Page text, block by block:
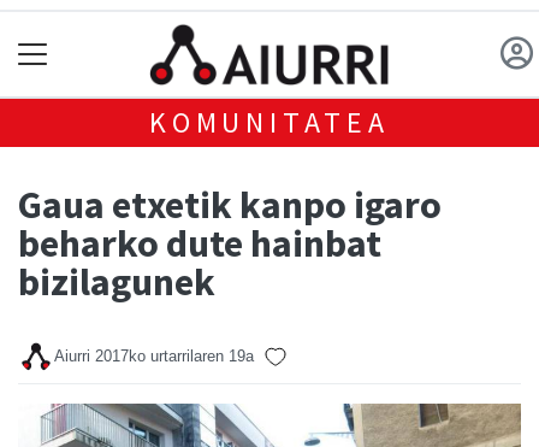
KOMUNITATEA
Gaua etxetik kanpo igaro
beharko dute hainbat
bizilagunek
Aiurri 2017ko urtarrilaren 19a